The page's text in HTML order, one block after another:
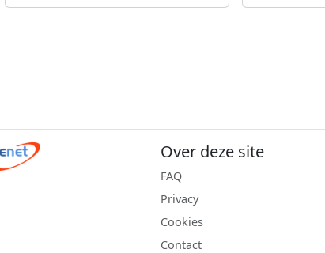
Over deze site
FAQ
Privacy
Cookies
Contact